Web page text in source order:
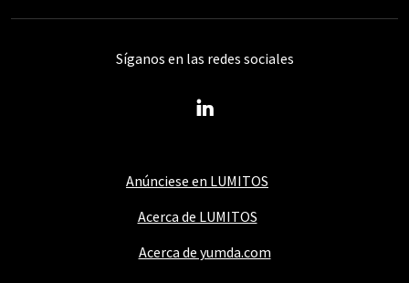
Anúnciese en LUMITOS
Acerca de LUMITOS
Acerca de yumda.com
Síganos en las redes sociales